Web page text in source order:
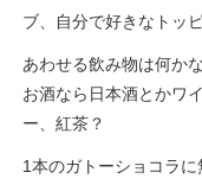
ブ、自分で好きなトッ
あわせる飲み物は何かな
お酒なら日本酒とかワ
ー、紅茶？
1本のガトーショコラ